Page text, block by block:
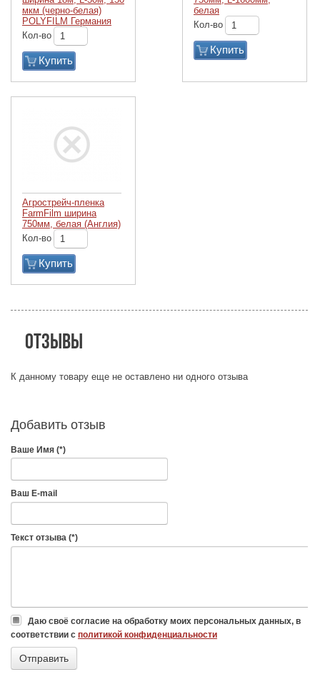
мкм (черно-белая)
POLYFILM Германия
Кол-во
Купить
белая
Кол-во
Купить
Агрострейч-пленка
FarmFilm ширина
750мм, белая (Англия)
Кол-во
Купить
Отзывы
К данному товару еще не оставлено ни одного отзыва
Добавить отзыв
Ваше Имя (*)
Ваш E-mail
Текст отзыва (*)
Даю своё согласие на обработку моих персональных данных, в
соответствии с политикой конфиденциальности